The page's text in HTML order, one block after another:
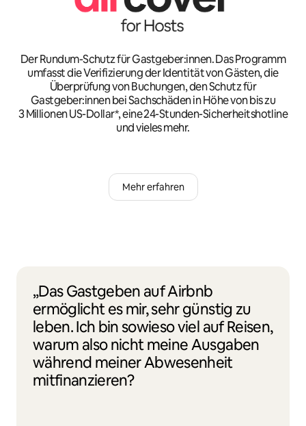
Der Rundum-Schutz für Gastgeber:innen. Das Programm
umfasst die Verifizierung der Identität von Gästen, die
Überprüfung von Buchungen, den Schutz für
Gastgeber:innen bei Sachschäden in Höhe von bis zu
3 Millionen US-Dollar*, eine 24-Stunden-Sicherheitshotline
und vieles mehr.
Mehr erfahren
„Das Gastgeben auf Airbnb
ermöglicht es mir, sehr günstig zu
leben. Ich bin sowieso viel auf Reisen,
warum also nicht meine Ausgaben
während meiner Abwesenheit
mitfinanzieren?